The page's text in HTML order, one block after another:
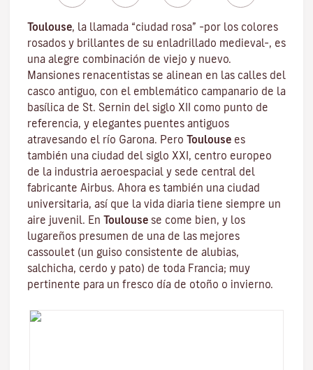
Toulouse, la llamada “ciudad rosa” –por los colores
rosados y brillantes de su enladrillado medieval–, es
una alegre combinación de viejo y nuevo.
Mansiones renacentistas se alinean en las calles del
casco antiguo, con el emblemático campanario de la
basílica de St. Sernin del siglo XII como punto de
referencia, y elegantes puentes antiguos
atravesando el río Garona. Pero Toulouse es
también una ciudad del siglo XXI, centro europeo
de la industria aeroespacial y sede central del
fabricante Airbus. Ahora es también una ciudad
universitaria, así que la vida diaria tiene siempre un
aire juvenil. En Toulouse se come bien, y los
lugareños presumen de una de las mejores
cassoulet (un guiso consistente de alubias,
salchicha, cerdo y pato) de toda Francia; muy
pertinente para un fresco día de otoño o invierno.